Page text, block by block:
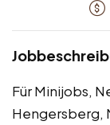
Für Minijobs,
Hengersberg,